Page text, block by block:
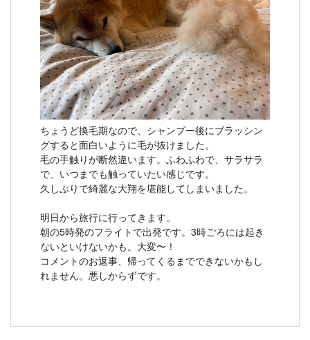
ちょうど換毛期なので、シャンプー後にブラッシン
グすると面白いように毛が抜けました。
毛の手触りが断然違います。ふわふわで、サラサラ
で、いつまでも触っていたい感じです。
久しぶりで綺麗な大翔を堪能してしまいました。
明日から旅行に行ってきます。
朝の5時発のフライトで出発です。3時ごろには起き
ないといけないかも。大変〜！
コメントのお返事、帰ってくるまでできないかもし
れません。悪しからずです。